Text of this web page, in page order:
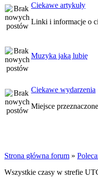
Ciekawe artykuły
Linki i informacje o
Muzyka jaką lubię
Ciekawe wydarzenia
Miejsce
Strona główna forum »
Wszystkie czasy w strefie